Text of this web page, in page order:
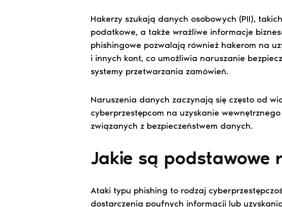
Hakerzy szukają danych osobowych (PII),
podatkowe, a także wrażliwe informacje
phishingowe pozwalają również hakerom na
i innych kont, co umożliwia naruszanie
systemy przetwarzania zamówień.
Naruszenia danych zaczynają się często od
cyberprzestępcom na uzyskanie
związanych z bezpieczeństwem danych.
Jakie są podstawowe
Ataki typu phishing to rodzaj
dostarczenia poufnych informacji lub